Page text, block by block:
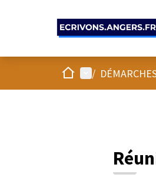
AccueilMenu principal
/